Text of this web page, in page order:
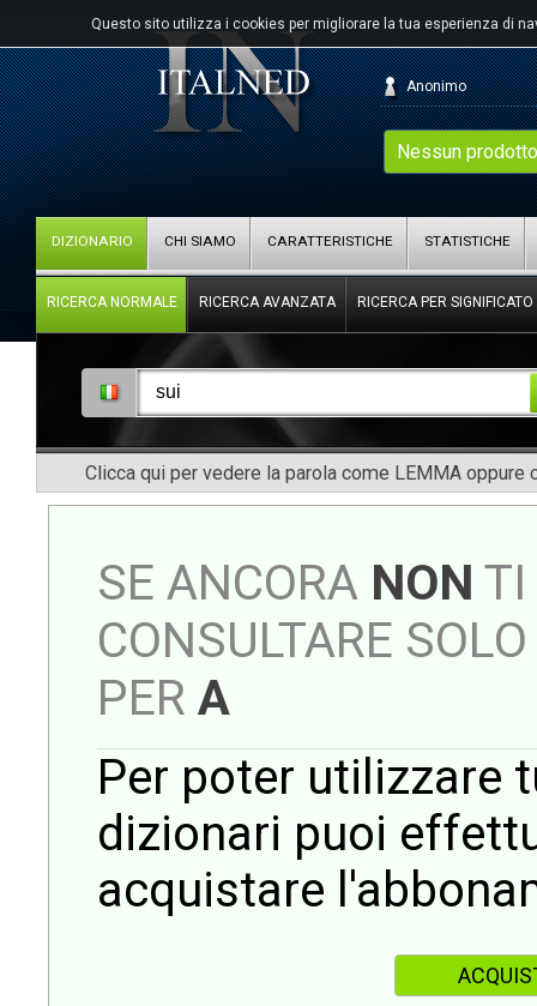
Questo sito utilizza i cookies per migliorare la tua esperienza di
Nessun
Anonimo
DIZIONARIO CHI SIAMO CARATTERISTICHE STATISTICHE
RICERCA NORMALE RICERCA AVANZATA RICERCA PER SIGNIFICATO
Clicca qui per vedere la parola come LEMMA oppure
SE ANCORA NON TI
CONSULTARE
PER A
Per poter utilizzare
dizionari puoi
acquistare